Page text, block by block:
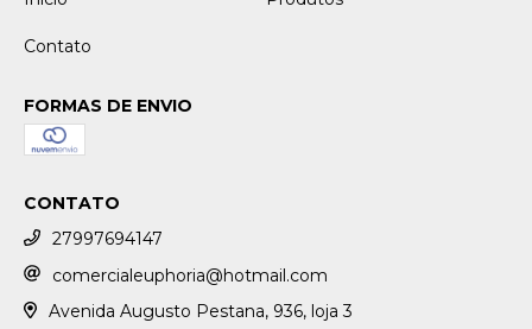
Contato
FORMAS DE ENVIO
CONTATO
27997694147
comercialeuphoria@hotmail.com
Avenida Augusto Pestana, 936, loja 3